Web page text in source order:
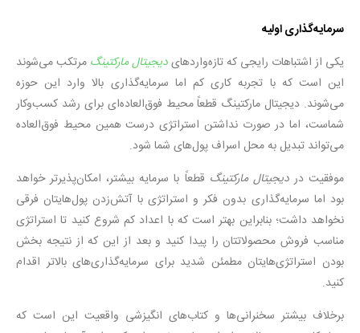
سرمایه‌گذاری اولیه
یکی از اشتباهات رایجی که تازه‌واردهایدیجیتال مارکتینگمرتکب می‌شوند
این است که با تجربه کاری کم اما سرمایه‌گذاری بالا وارد این حوزه
می‌شوند. دیجیتال مارکتینگ قطعاً محیط فوق‌العاده‌ای برای رشد کسب‌وکار
شماست، اما در صورت نداشتن استراتژی درست همین محیط فوق‌العاده
می‌تواند تبدیل به محل اسراف پول‌های شما شود.
موفقیت در دیجیتال مارکتینگقطعاً با سرمایه بیشتر، امکان‌پذیرتر خواهد
بود اما سرمایه‌گذاری بدون فکر و استراتژی با آتش‌زدن پول‌هایتان فرقی
نخواهد داشت؛ بنابراین بهتر است که با اعداد کم شروع کنید تا استراتژی
مناسب فروش محصولاتتان را پیدا کنید و بعد از این که از نتیجه‌ بخش
بودن استراتژی‌هایتان مطمئن شدید برای سرمایه‌گذاری‌های بالاتر اقدام
کنید.
برخلاف بیشتر سخنرانی‌ها و کتاب‌های انگیزشی واقعیت این است که